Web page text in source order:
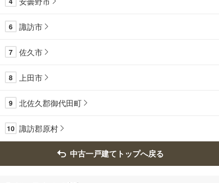
6 諏訪市
7 佐久市
8 上田市
9 北佐久郡御代田町
10 諏訪郡原村
中古一戸建てトップへ戻る